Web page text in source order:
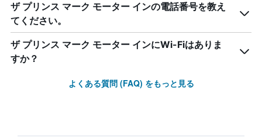
ザ プリンス マーク モーター インの電話番号を教え
てください。
ザ プリンス マーク モーター インにWi-Fiはありま
すか？
よくある質問 (FAQ) をもっと見る